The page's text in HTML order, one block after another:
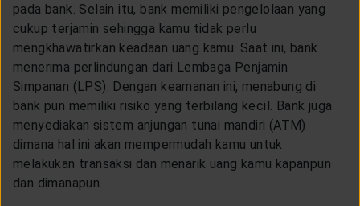
pada bank. Selain itu, bank memiliki pengelolaan yang
cukup terjamin sehingga kamu tidak perlu
mengkhawatirkan keadaan uang kamu. Saat ini, bank
menerima perlindungan dari Lembaga Penjamin
Simpanan (LPS). Dengan keamanan ini, menabung di
bank pun memiliki risiko yang terbilang kecil. Bank juga
menyediakan sistem anjungan tunai mandiri (ATM)
dimana hal ini akan mempermudah kamu untuk
melakukan transaksi dan menarik uang kamu kapanpun
dan dimanapun.